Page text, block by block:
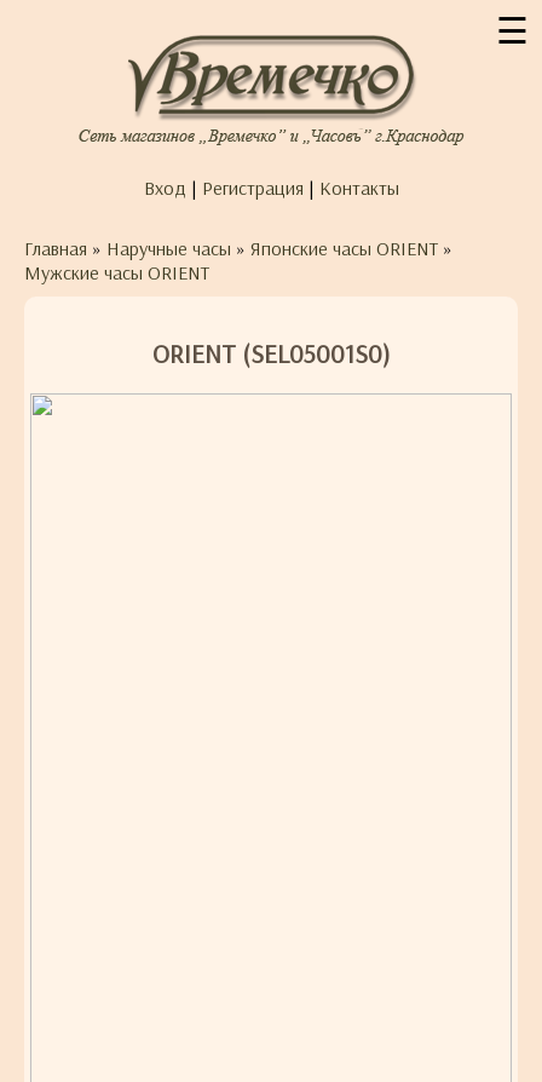
☰
Вход | Регистрация | Контакты
Главная » Наручные часы » Японские часы ORIENT »
Мужские часы ORIENT
ORIENT (SEL05001S0)